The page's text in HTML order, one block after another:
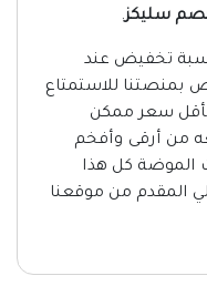
سليكز.
تخفيض عند
بمنصتنا للاستمتاع
بأقل سعر ممكن
من أرقى وأفخم
الموضة كل هذا
المقدم من موقعنا